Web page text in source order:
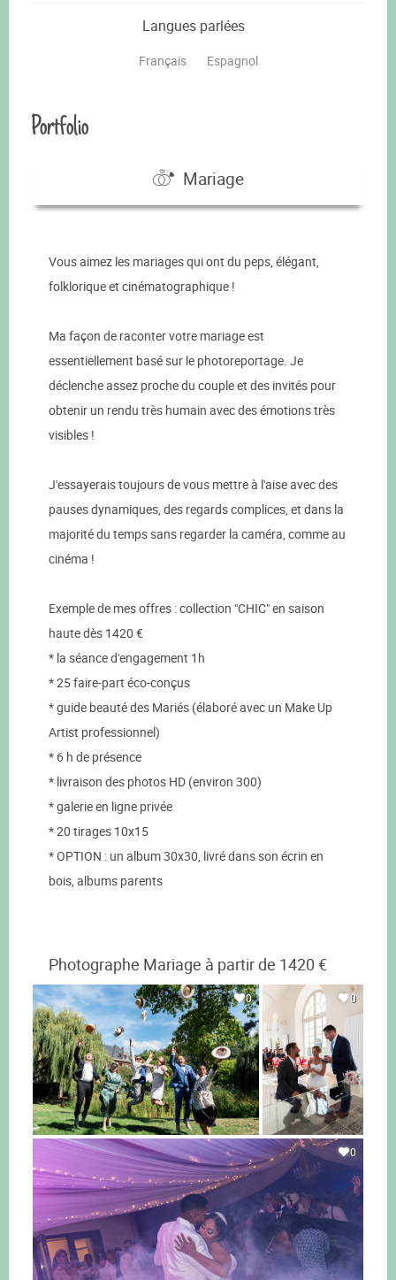
Langues parlées
Français Espagnol
Portfolio
Mariage
Vous aimez les mariages qui ont du peps, élégant,
folklorique et cinématographique !
Ma façon de raconter votre mariage est
essentiellement basé sur le photoreportage. Je
déclenche assez proche du couple et des invités pour
obtenir un rendu très humain avec des émotions très
visibles !
J'essayerais toujours de vous mettre à l'aise avec des
pauses dynamiques, des regards complices, et dans la
majorité du temps sans regarder la caméra, comme au
cinéma !
Exemple de mes offres : collection "CHIC" en saison
haute dès 1420 €
* la séance d'engagement 1h
* 25 faire-part éco-conçus
* guide beauté des Mariés (élaboré avec un Make Up
Artist professionnel)
* 6 h de présence
* livraison des photos HD (environ 300)
* galerie en ligne privée
* 20 tirages 10x15
* OPTION : un album 30x30, livré dans son écrin en
bois, albums parents
Photographe Mariage à partir de 1420 €
0 0
0